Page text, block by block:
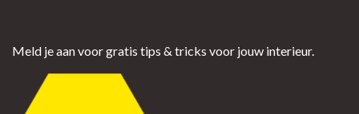
Meld je aan voor gratis tips & tricks voor jouw interieur.